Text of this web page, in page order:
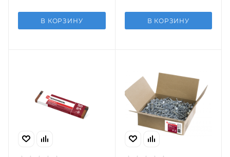
В КОРЗИНУ В КОРЗИНУ